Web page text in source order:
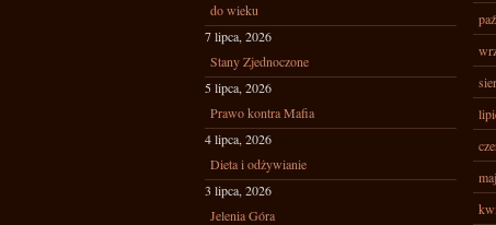
do wieku
7 lipca, 2026
Stany Zjednoczone
5 lipca, 2026
Prawo kontra Mafia
4 lipca, 2026
Dieta i odżywianie
3 lipca, 2026
Jelenia Góra